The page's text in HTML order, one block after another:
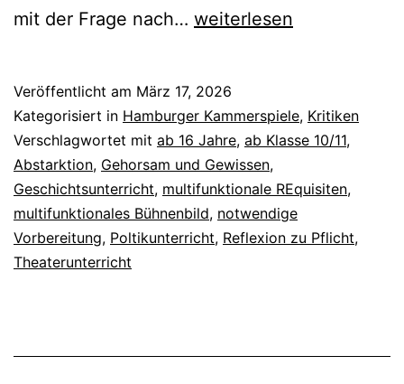
mit der Frage nach… Der
weiterlesen
Veröffentlicht am März 17, 2026
Kategorisiert in Hamburger Kammerspiele, Kritiken
Verschlagwortet mit ab 16 Jahre, ab Klasse 10/11,
Abstarktion, Gehorsam und Gewissen,
Geschichtsunterricht, multifunktionale REquisiten,
multifunktionales Bühnenbild, notwendige
Vorbereitung, Poltikunterricht, Reflexion zu Pflicht,
Theaterunterricht